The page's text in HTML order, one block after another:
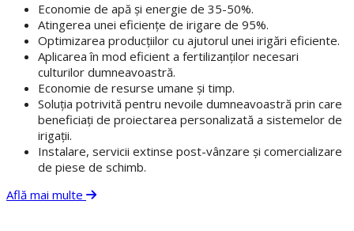
Economie de apă și energie de 35-50%.
Atingerea unei eficiențe de irigare de 95%.
Optimizarea producțiilor cu ajutorul unei irigări eficiente.
Aplicarea în mod eficient a fertilizanților necesari
culturilor dumneavoastră.
Economie de resurse umane și timp.
Soluția potrivită pentru nevoile dumneavoastră prin care
beneficiați de proiectarea personalizată a sistemelor de
irigații.
Instalare, servicii extinse post-vânzare și comercializare
de piese de schimb.
Află mai multe